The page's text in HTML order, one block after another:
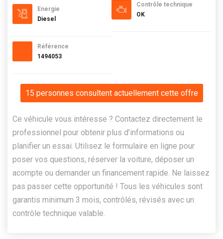
Energie
Diesel
Référence
1494053
Contrôle technique
OK
15 personnes consultent actuellement cette offre
Ce véhicule vous intéresse ? Contactez directement le
professionnel pour obtenir plus d’informations ou
planifier un essai. Utilisez le formulaire en ligne pour
poser vos questions, réserver la voiture, déposer un
acompte ou demander un financement rapide. Ne laissez
pas passer cette opportunité ! Tous les véhicules sont
garantis minimum 3 mois, contrôlés, révisés avec un
contrôle technique valable.